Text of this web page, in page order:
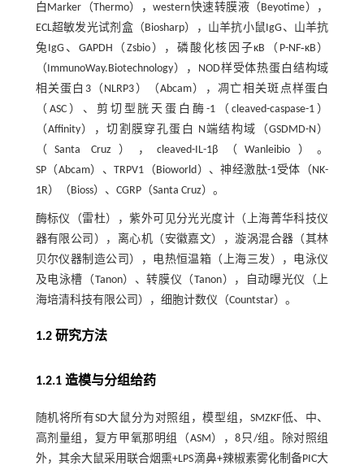
白Marker（Thermo），western快速转膜液（Beyotime），
ECL超敏发光试剂盒（Biosharp），山羊抗小鼠IgG、山羊抗
兔IgG、GAPDH（Zsbio），磷酸化核因子κB（P-NF‑κB）
（ImmunoWay.Biotechnology），NOD样受体热蛋白结构域
相关蛋白3（NLRP3）（Abcam），凋亡相关斑点样蛋白
（ASC）、剪切型胱天蛋白酶-1（cleaved-caspase-1）
（Affinity），切割膜穿孔蛋白 N端结构域（GSDMD-N）
（Santa Cruz），cleaved-IL-1β（Wanleibio）。
SP（Abcam）、TRPV1（Bioworld）、神经激肽-1受体（NK-
1R）（Bioss）、CGRP（Santa Cruz）。
酶标仪（雷杜），紫外可见分光光度计（上海菁华科技仪
器有限公司），离心机（安徽嘉文），漩涡混合器（其林
贝尔仪器制造公司），电热恒温箱（上海三发），电泳仪
及电泳槽（Tanon）、转膜仪（Tanon），自动曝光仪（上
海培清科技有限公司），细胞计数仪（Countstar）。
1.2 研究方法
1.2.1 造模与分组给药
随机将所有SD大鼠分为对照组，模型组，SMZKF低、中、
高剂量组，复方甲氧那明组（ASM），8只/组。除对照组
外，其余大鼠采用联合烟熏+LPS滴鼻+辣椒素雾化制备PIC大